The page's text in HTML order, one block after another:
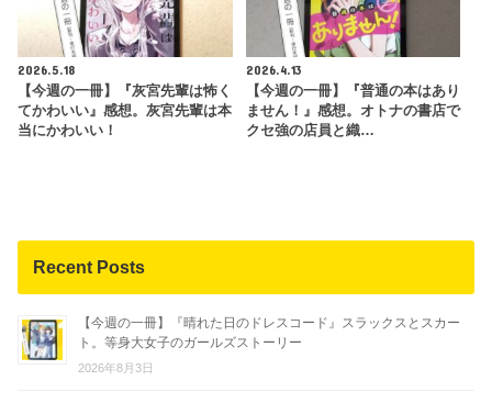
2026.5.18
【今週の一冊】『灰宮先輩は怖く
てかわいい』感想。灰宮先輩は本
当にかわいい！
2026.4.13
【今週の一冊】『普通の本はあり
ません！』感想。オトナの書店で
クセ強の店員と織…
Recent Posts
【今週の一冊】『晴れた日のドレスコード』スラックスとスカー
ト。等身大女子のガールズストーリー
2026年8月3日